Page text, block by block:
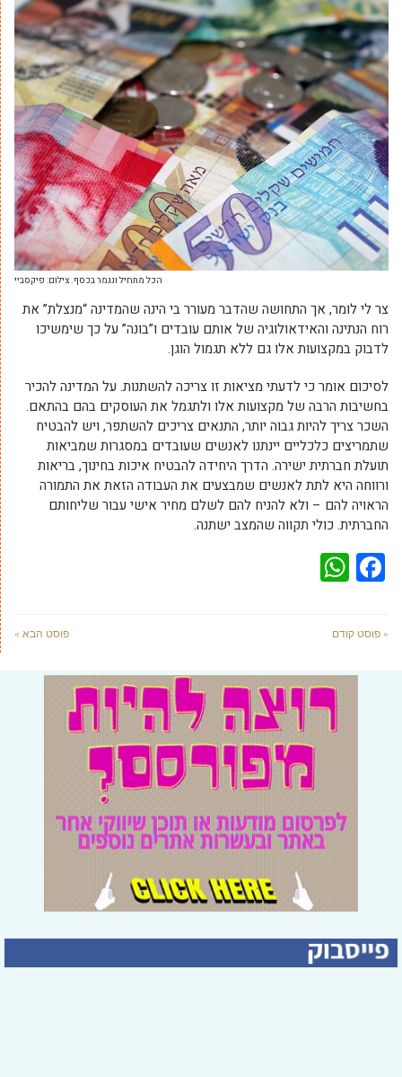
הכל מתחיל ונגמר בכסף. צילום: פיקסביי
צר לי לומר, אך התחושה שהדבר מעורר בי הינה שהמדינה “מנצלת” את
רוח הנתינה והאידאולוגיה של אותם עובדים ו”בונה” על כך שימשיכו
לדבוק במקצועות אלו גם ללא תגמול הוגן.
לסיכום אומר כי לדעתי מציאות זו צריכה להשתנות. על המדינה להכיר
בחשיבות הרבה של מקצועות אלו ולתגמל את העוסקים בהם בהתאם.
השכר צריך להיות גבוה יותר, התנאים צריכים להשתפר, ויש להבטיח
שתמריצים כלכליים יינתנו לאנשים שעובדים במסגרות שמביאות
תועלת חברתית ישירה. הדרך היחידה להבטיח איכות בחינוך, בריאות
ורווחה היא לתת לאנשים שמבצעים את העבודה הזאת את התמורה
הראויה להם – ולא להניח להם לשלם מחיר אישי עבור שליחותם
החברתית. כולי תקווה שהמצב ישתנה.
Facebook
« פוסט קודם פוסט הבא »